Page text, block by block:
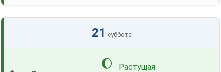
21 суббота
🌔 Растущая